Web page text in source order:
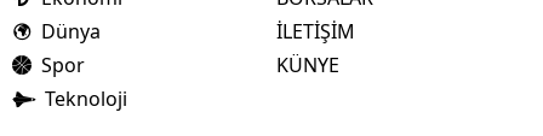
Dünya
Spor
Teknoloji
İLETİŞİM
KÜNYE